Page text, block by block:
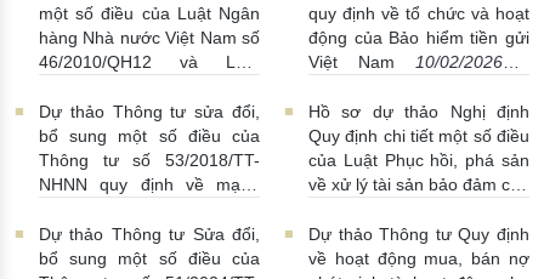
một số điều của Luật Ngân
hàng Nhà nước Việt Nam số
46/2010/QH12 và Luật
14/2022/QH15 12/02/2026 |
17:00:00
quy định về tổ chức và hoạt
động của Bảo hiểm tiền gửi
Việt Nam
10/02/2026 |
Dự thảo Thông tư sửa đổi,
bổ sung một số điều của
Thông tư số 53/2018/TT-
NHNN quy định về mạng
tín dụng phi ngân hàng
06/02/2026 | 10:50:00
Hồ sơ dự thảo Nghị định
Quy định chi tiết một số điều
của Luật Phục hồi, phá sản
về xử lý tài sản bảo đảm của
thanh toán bù trừ có lợi, tạm
đình chỉ, đình chỉ thực hiện
Dự thảo Thông tư Sửa đổi,
bổ sung một số điều của
Dự thảo Thông tư Quy định
về hoạt động mua, bán nợ